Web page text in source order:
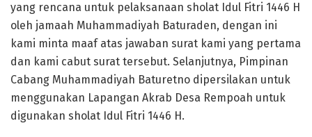
yang rencana untuk pelaksanaan sholat Idul Fitri 1446 H
oleh jamaah Muhammadiyah Baturaden, dengan ini
kami minta maaf atas jawaban surat kami yang pertama
dan kami cabut surat tersebut. Selanjutnya, Pimpinan
Cabang Muhammadiyah Baturetno dipersilakan untuk
menggunakan Lapangan Akrab Desa Rempoah untuk
digunakan sholat Idul Fitri 1446 H.